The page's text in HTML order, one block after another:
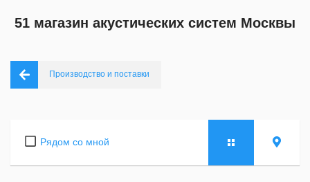
51 магазин акустических систем Москвы
Производство и поставки
Рядом со мной